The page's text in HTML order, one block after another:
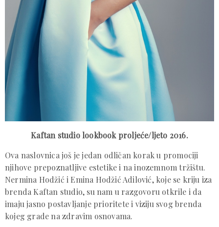
Kaftan studio lookbook proljeće/ljeto 2016.
Ova naslovnica još je jedan odličan korak u promociji
njihove prepoznatljive estetike i na inozemnom tržištu.
Nermina Hodžić i Emina Hodžić Adilović, koje se kriju iza
brenda Kaftan studio, su nam u razgovoru otkrile i da
imaju jasno postavljanje prioritete i viziju svog brenda
kojeg grade na zdravim osnovama.